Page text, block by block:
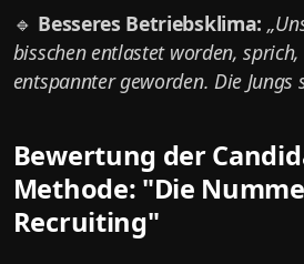
🔹 Besseres Betriebsklima:
bisschen entlastet worden, sprich,
entspannter geworden. Die Jungs
Bewertung der
Methode: "Die
Recruiting"